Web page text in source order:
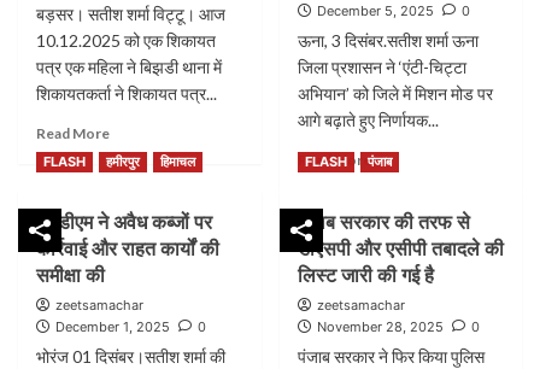
हर
15
दिन
में
के
साथ
का
आदेश
नेता
श्री
शिवराज
पाटिल
जी
के
निधन
बड़सर। सतीश शर्मा विट्टू। आज
10.12.2025 को एक शिकायत
पत्र एक महिला ने बिझडी थाना में
शिकायतकर्ता ने शिकायत पत्र...
Read MoreRead
more
about
ने
थाने
दर्ज
करवाई
दामाद
December 5, 2025
0
ऊना, 3 दिसंबर.सतीश शर्मा ऊना
जिला प्रशासन ने ‘एंटी-चिट्टा
अभियान’ को जिले में मिशन मोड पर
आगे बढ़ाते हुए निर्णायक...
Read MoreRead
more
डीसी–
एसपी
ने
बैठक,
संवेदनशील
पंचायतों
FLASH हमीरपुर हिमाचल
एसडीएम ने अवैध कब्जों पर
कार्रवाई और राहत कार्यों की
समीक्षा की
zeetsamachar
December 1, 2025
0
भोरंज 01 दिसंबर।सतीश शर्मा की
FLASH पंजाब
पंजाब सरकार की तरफ से
डीएसपी और एसीपी तबादले की
लिस्ट जारी की गई है
zeetsamachar
November 28, 2025
0
पंजाब सरकार ने फिर किया पुलिस